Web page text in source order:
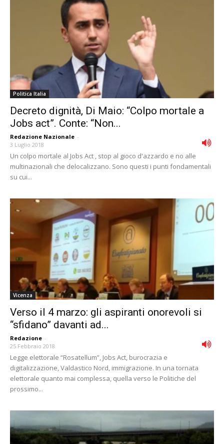
Politica Italia
Decreto dignità, Di Maio: “Colpo mortale a
Jobs act”. Conte: “Non...
Redazione Nazionale -
3 Luglio 2018
Un colpo mortale al Jobs Act , stop al gioco d'azzardo e no alle
multinazionali che delocalizzano. Sono questi i punti fondamentali
su cui...
Vicenza
Verso il 4 marzo: gli aspiranti onorevoli si
“sfidano” davanti ad...
Redazione -
25 Febbraio 2018
Legge elettorale “Rosatellum”, Jobs Act, burocrazia e
digitalizzazione, Valdastico Nord, immigrazione. In una tornata
elettorale quanto mai complessa, quella verso le Politiche del
prossimo...